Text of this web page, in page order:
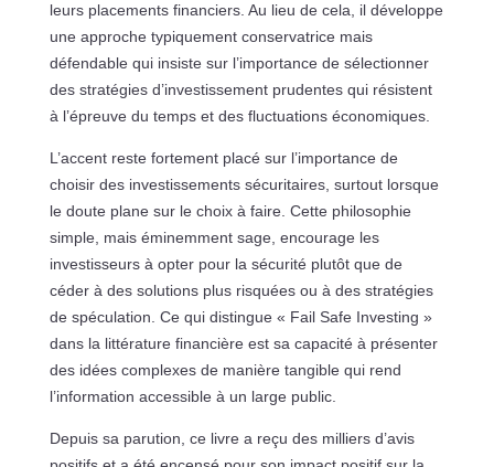
leurs placements financiers. Au lieu de cela, il développe
une approche typiquement conservatrice mais
défendable qui insiste sur l’importance de sélectionner
des stratégies d’investissement prudentes qui résistent
à l’épreuve du temps et des fluctuations économiques.
L’accent reste fortement placé sur l’importance de
choisir des investissements sécuritaires, surtout lorsque
le doute plane sur le choix à faire. Cette philosophie
simple, mais éminemment sage, encourage les
investisseurs à opter pour la sécurité plutôt que de
céder à des solutions plus risquées ou à des stratégies
de spéculation. Ce qui distingue « Fail Safe Investing »
dans la littérature financière est sa capacité à présenter
des idées complexes de manière tangible qui rend
l’information accessible à un large public.
Depuis sa parution, ce livre a reçu des milliers d’avis